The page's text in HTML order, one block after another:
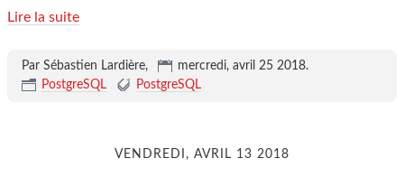
Lire la suite
Par Sébastien Lardière, mercredi, avril 25 2018.
PostgreSQL
PostgreSQL
VENDREDI, AVRIL 13 2018